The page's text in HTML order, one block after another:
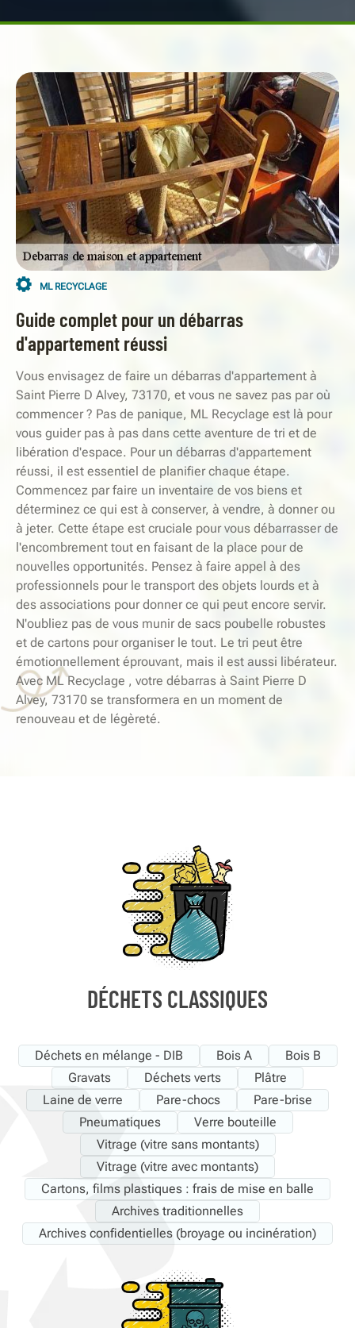
ML RECYCLAGE
Guide complet pour un débarras
d'appartement réussi
Vous envisagez de faire un débarras d'appartement à
Saint Pierre D Alvey, 73170, et vous ne savez pas par où
commencer ? Pas de panique, ML Recyclage est là pour
vous guider pas à pas dans cette aventure de tri et de
libération d'espace. Pour un débarras d'appartement
réussi, il est essentiel de planifier chaque étape.
Commencez par faire un inventaire de vos biens et
déterminez ce qui est à conserver, à vendre, à donner ou
à jeter. Cette étape est cruciale pour vous débarrasser de
l'encombrement tout en faisant de la place pour de
nouvelles opportunités. Pensez à faire appel à des
professionnels pour le transport des objets lourds et à
des associations pour donner ce qui peut encore servir.
N'oubliez pas de vous munir de sacs poubelle robustes
et de cartons pour organiser le tout. Le tri peut être
émotionnellement éprouvant, mais il est aussi libérateur.
Avec ML Recyclage , votre débarras à Saint Pierre D
Alvey, 73170 se transformera en un moment de
renouveau et de légèreté.
DÉCHETS CLASSIQUES
Déchets en mélange - DIB Bois A
Bois B
Gravats
Déchets verts
Plâtre
Laine de verre
Pare-chocs
Pare-brise
Pneumatiques
Verre bouteille
Vitrage (vitre sans montants)
Vitrage (vitre avec montants)
Cartons, films plastiques : frais de mise en balle
Archives traditionnelles
Archives confidentielles (broyage ou incinération)